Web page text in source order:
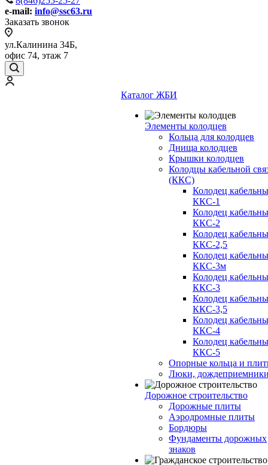
e-mail: info@ssc63.ru
Заказать звонок
ул.Калинина 34Б,
офис 74, этаж 7
Каталог ЖБИ
Элементы колодцев
Кольца для колодцев
Днища колодцев
Крышки колодцев
Колодцы кабельной
(ККС)
Колодец
ККС-1
Колодец
ККС-2
Колодец
ККС-2,5
Колодец
ККС-3м
Колодец
ККС-3
Колодец
ККС-3,5
Колодец
ККС-4
Колодец
ККС-5
Опорные кольца и
Люки,
Дорожное строительство
Дорожные плиты
Аэродромные плиты
Бордюры
Фундаменты дорожных
знаков